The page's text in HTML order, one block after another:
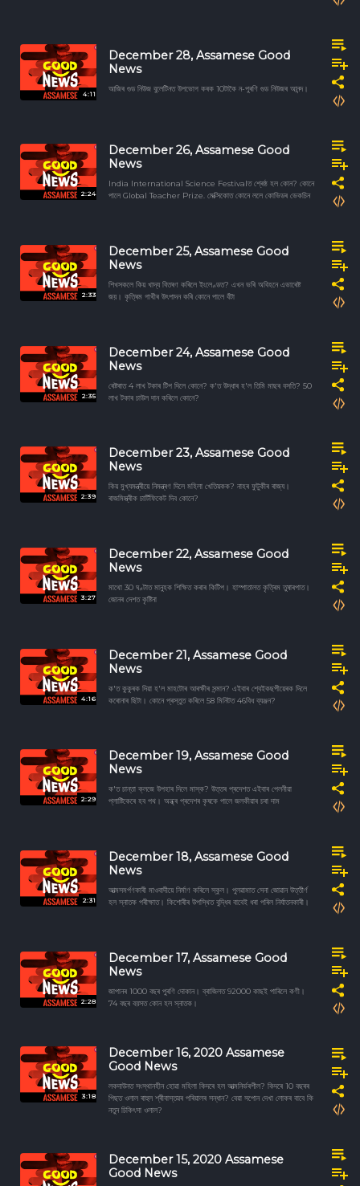
4:11
December 28, Assamese Good
News
আজিৰ গুড নিউজ বুলেটিনত উপভোগ কৰক 10টাকৈ ন-পুৰণি গুড নিউজৰ আনন্দ।
2:24
December 26, Assamese Good
News
India International Science Festivalত শ্ৰেষ্ঠ হল কোন? কোনে
পালে Global Teacher Prize. মেক্সিকোত কোনে ললে কোভিডৰ ভেকচিন
2:33
December 25, Assamese Good
News
শিখসকলে কিয় খাদ্য বিতৰণ কৰিলে ইংলেণ্ডত? এখন ভৰি অবিহনে এভাৰেষ্ট
জয়। কৃত্ৰিম গাখীৰ উৎপাদন কৰি কোনে পালে বঁটা
2:35
December 24, Assamese Good
News
ৰেষ্টৰাত 4 লাখ টকাৰ টিপ দিলে কোনে? ক'ত উদ্ধাৰ হ'ল তিমি মাছৰ বসতি? 50
লাখ টকাৰ চাউল দান কৰিলে কোনে?
2:39
December 23, Assamese Good
News
কিয় মুখ্যমন্ত্ৰীয়ে নিমন্ত্ৰণ দিলে মহিলা খেতিয়কক? নাহৰ ফুটুকীৰ ৰাজ্য।
ৰাজমিস্ত্ৰীক চাৰ্টিফিকেট দিব কোনে?
3:27
December 22, Assamese Good
News
মাথো 30 ঘণ্টাত মানুহক শিক্ষিত কৰাৰ কিটিপ। হাস্পাতালত কৃত্ৰিম তুষাৰপাত।
জোনৰ দেশত কৃষ্টিনা
4:16
December 21, Assamese Good
News
ক'ত কুকুৰক দিয়া হ'ল মাহটোৰ আৰক্ষীৰ সন্মান? এইবাৰ শ্বেইকছপীয়েৰক দিলে
কৰোনাৰ ছিটা। কোনে প্ৰস্তুত কৰিলে 58 মিনিটত 46বিধ ব্যঞ্জন?
2:29
December 19, Assamese Good
News
ক'ত চান্তা ক্লজে উপহাৰ দিলে মাস্ক? উত্তৰ প্ৰদেশত এইবাৰ পেলনীয়া
প্লাষ্টিকেৰে হব পথ। অন্ধ্ৰ প্ৰদেশৰ কৃষকে পালে জলকীয়াৰ চৰা দাম
2:31
December 18, Assamese Good
News
আত্মসমৰ্পণকাৰী মাওবাদীয়ে নিৰ্মাণ কৰিলে স্কুল। পুলৱামাত সেনা জোৱান উত্তীৰ্ণ
হল স্নাতক পৰীক্ষাত। কিশোৰীৰ উপস্থিত বুদ্ধিৰ বাবেই ধৰা পৰিল নিৰ্যাতনকাৰী।
2:28
December 17, Assamese Good
News
জাপানৰ 1000 বছৰ পুৰণি দোকান। ব্ৰাজিলত 92000 কাছই পাৰিলে কণী।
74 বছৰ বয়সত কোন হল স্নাতক।
3:18
December 16, 2020 Assamese
Good News
লকদাউনত সংস্থানহীন হোৱা মহিলা কিদৰে হল আত্মনিৰ্ভৰশীল? কিদৰে 10 বছৰৰ
পিছত ওলাল ৰাহুল শ্ৰীবাস্তৱৰ পৰিয়ালৰ সন্ধান? বেয়া সপোন দেখা লোকৰ বাবে কি
নতুন চিকিৎসা ওলাল?
December 15, 2020 Assamese
Good News